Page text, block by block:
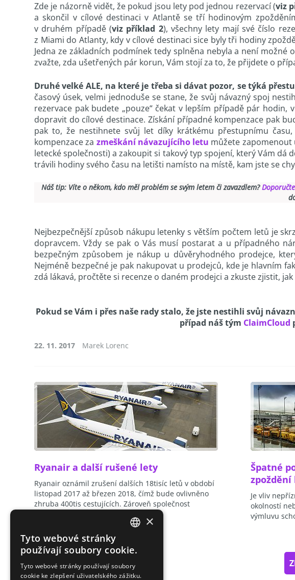
Zde je názorně vidět, že pokud jsou lety pod jednou rezervací (viz
a skončil v cílové destinaci v Atlantě se tří hodinovým
v druhém případě (viz příklad 2), všechny lety mají své číslo
z Miami do Atlanty, kdy v cílové destinaci sice byly tři hodiny
Jedna ze základních podmínek tedy splněna nebyla a není
zvažte, zda ušetřených pár korun, Vám stojí za to, že přijdete o
Druhé velké ALE, na které je třeba si dávat pozor, se týká
časový úsek, velmi jednoduše se stane, že svůj návazný spoj
rezervace pak budete „pouze“ čekat v lepším případě pár
dopravit do cílové destinace. Získání případné kompenzace pak
pak to, že nestihnete svůj let díky krátkému přestupnímu
kompenzace za zmeškání návazujícího letu můžete
letecké společnosti) a zakoupit si takový typ spojení, který Vám
trávili hodiny svého času na letišti namísto na místě, kam jste se
Náš tip: Víte o někom, kdo měl problém se svým letem či zavazdlem?Doporučte
Nejbezpečnější způsob nákupu letenky s větším počtem letů je
dopravcem. Vždy se pak o Vás musí postarat a u případného
bezpečným způsobem je nákup u důvěryhodného prodejce,
Nejméně bezpečné je pak nakupovat u prodejců, kde je hlavním
zdá lákavá, pročtěte si recenze o daném prodejci a zkuste zjistit,
Pokud se Vám i přes naše rady stalo, že jste nestihli svůj
případ náš tým ClaimCloud
22. 11. 2017 Marek Lorenc
Ryanair a další rušené lety
Ryanair oznámil zrušení dalších 18tisíc letů v období
listopad 2017 až březen 2018, čímž bude ovlivněno
zhruba 400tis cestujících. Zároveň společnost
Špatné
zpoždění
Je vliv
okolností
výmluvu
SLOVAK
×
Tyto webové stránky
používají soubory cookie.
Tyto webové stránky používají soubory
cookie ke zlepšení uživatelského zážitku.